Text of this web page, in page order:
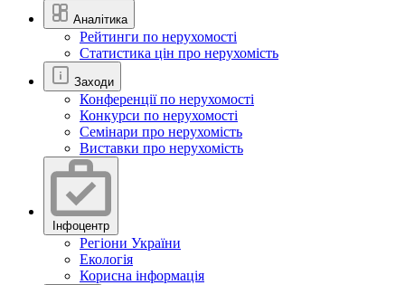
Аналітика
Рейтинги по нерухомості
Статистика цін про нерухомість
Заходи
Конференції по нерухомості
Конкурси по нерухомості
Семінари про нерухомість
Виставки про нерухомість
Інфоцентр
Регіони України
Екологія
Корисна інформація